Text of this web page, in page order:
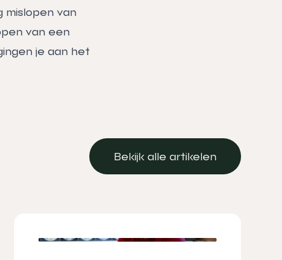
mislopen van
van een
je aan het
Bekijk alle artikelen
Bekijk alle artikelen